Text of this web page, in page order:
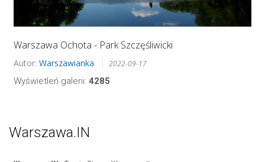
Warszawa Ochota - Park Szczęśliwicki
Autor: Warszawianka 2022-09-17
Wyświetleń galerii: 4285
Warszawa.IN